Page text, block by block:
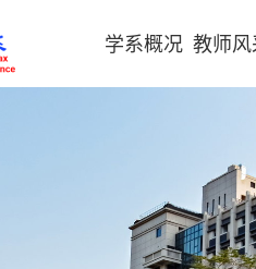
学系概况 教师风